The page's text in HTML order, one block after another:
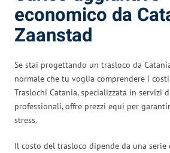
economico da
Zaanstad
Se stai progettando un trasloco da
normale che tu voglia comprendere i
Traslochi Catania, specializzata in servizi
professionali, offre prezzi equi per
stress.
Il costo del trasloco dipende da una